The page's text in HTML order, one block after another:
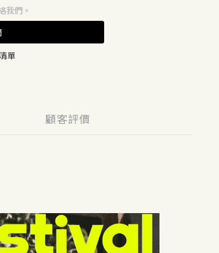
我們。
單
顧客評價